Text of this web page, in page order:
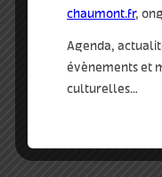
chaumont.fr,
Agenda,
évènements et
culturelles…